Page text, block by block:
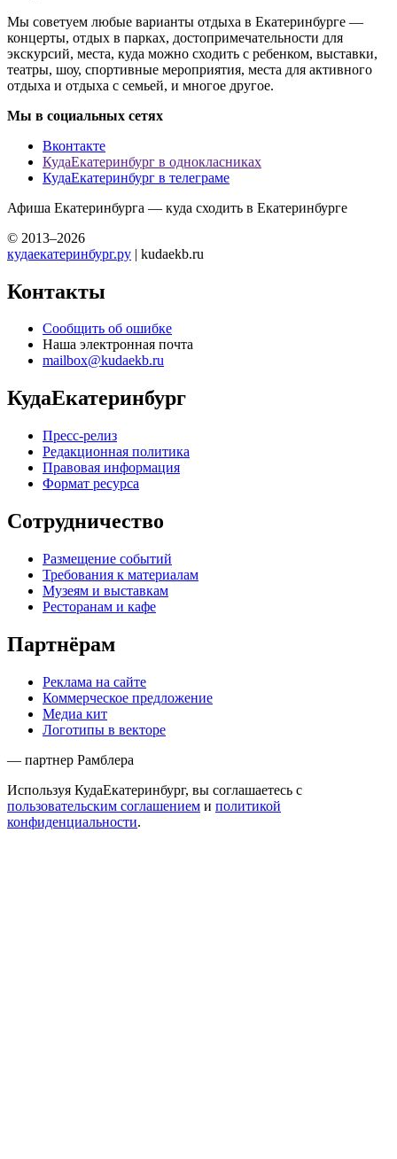
Мы советуем любые варианты отдыха в Екатеринбурге —
концерты, отдых в парках, достопримечательности для
экскурсий, места, куда можно сходить с ребенком, выставки,
театры, шоу, спортивные мероприятия, места для активного
отдыха и отдыха с семьей, и многое другое.
Мы в социальных сетях
Вконтакте
КудаЕкатеринбург в однокласниках
КудаЕкатеринбург в телеграме
Афиша Екатеринбурга — куда сходить в Екатеринбурге
© 2013–2026
кудаекатеринбург.ру | kudaekb.ru
Контакты
Сообщить об ошибке
Наша электронная почта
mailbox@kudaekb.ru
КудаЕкатеринбург
Пресс-релиз
Редакционная политика
Правовая информация
Формат ресурса
Сотрудничество
Размещение событий
Требования к материалам
Музеям и выставкам
Ресторанам и кафе
Партнёрам
Реклама на сайте
Коммерческое предложение
Медиа кит
Логотипы в векторе
— партнер Рамблера
Используя КудаЕкатеринбург, вы соглашаетесь с
пользовательским соглашением и политикой
конфиденциальности.